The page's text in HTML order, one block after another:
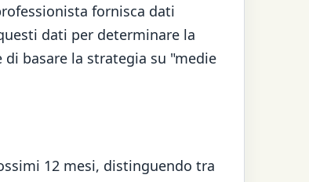
fornisca dati
dati per determinare la
basare la strategia su "medie
12 mesi, distinguendo tra